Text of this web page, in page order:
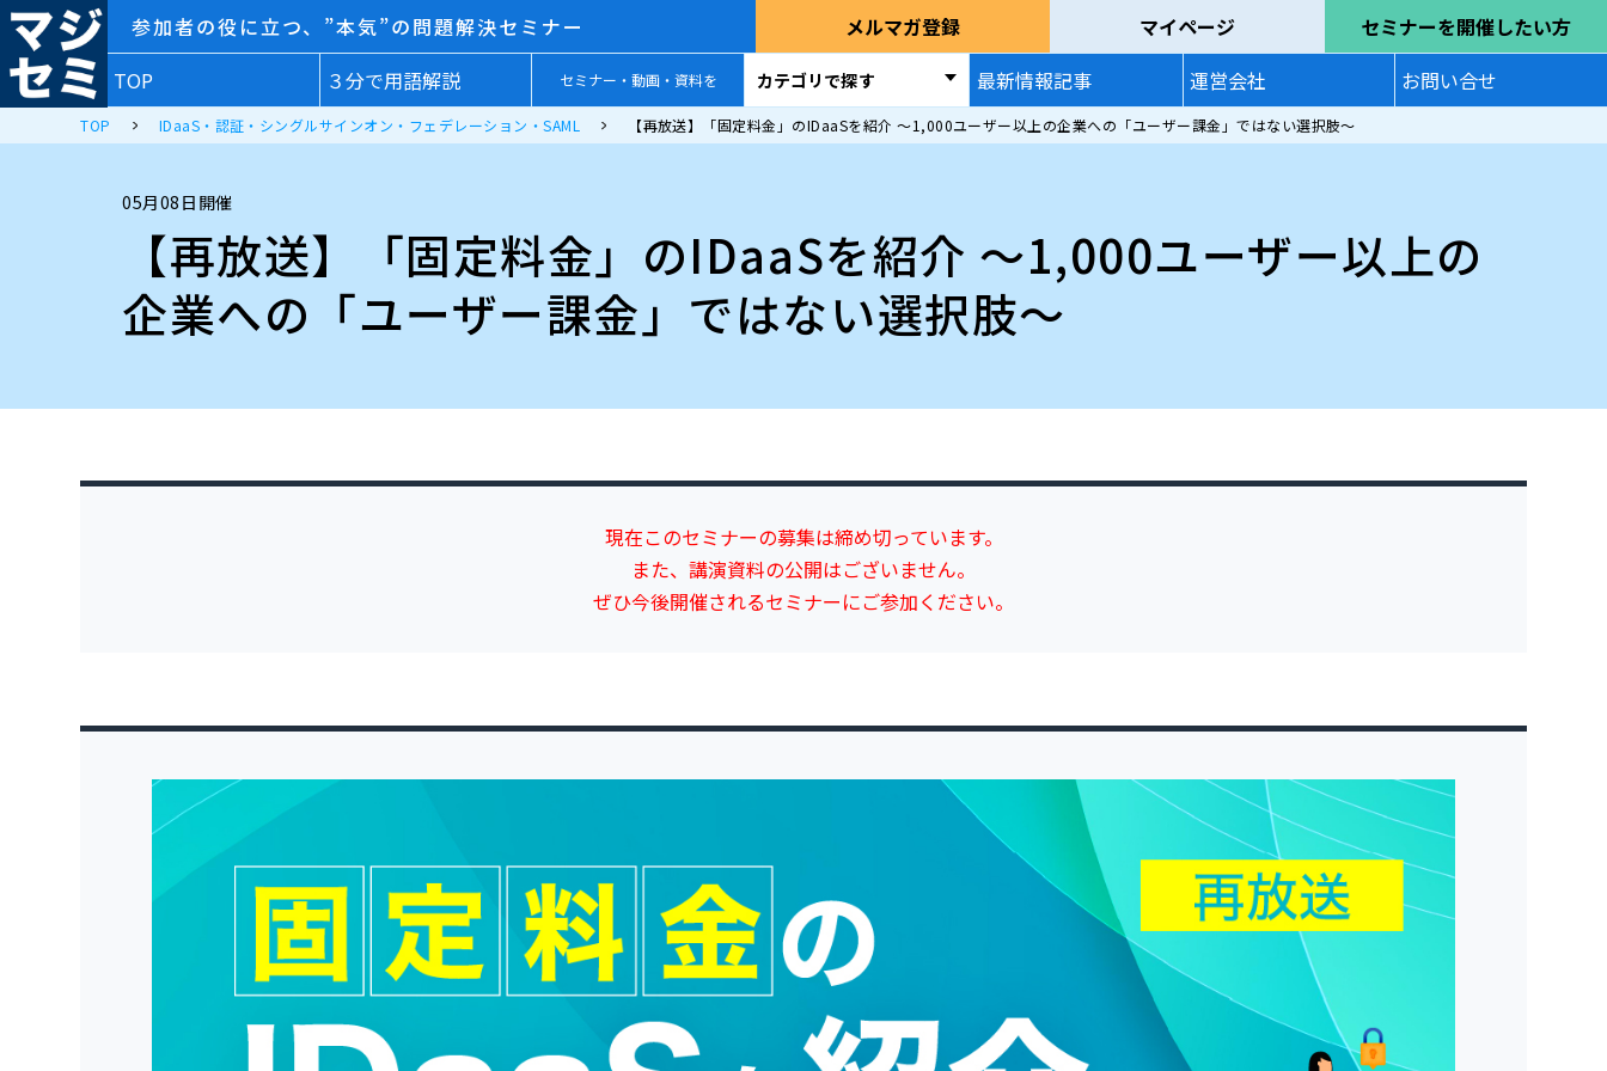
参加者の役に立つ、”本気”の問題解決セミナー メルマガ登録 マイページ
セミナーを開催したい方
TOP
３分で用語解説 セミナー・動画・資料を カテゴリで探す 最新情報記事 運営会社 お問い合せ
TOP IDaaS・認証・シングルサインオン・フェデレーション・SAML 【再放送】「固定料金」のIDaaSを紹介 ～1,000ユーザー以上の企業への「ユーザー課金」ではない選択肢～
05月08日開催
【再放送】「固定料金」のIDaaSを紹介 ～1,000ユーザー以上の
企業への「ユーザー課金」ではない選択肢～
現在このセミナーの募集は締め切っています。
また、講演資料の公開はございません。
ぜひ今後開催されるセミナーにご参加ください。